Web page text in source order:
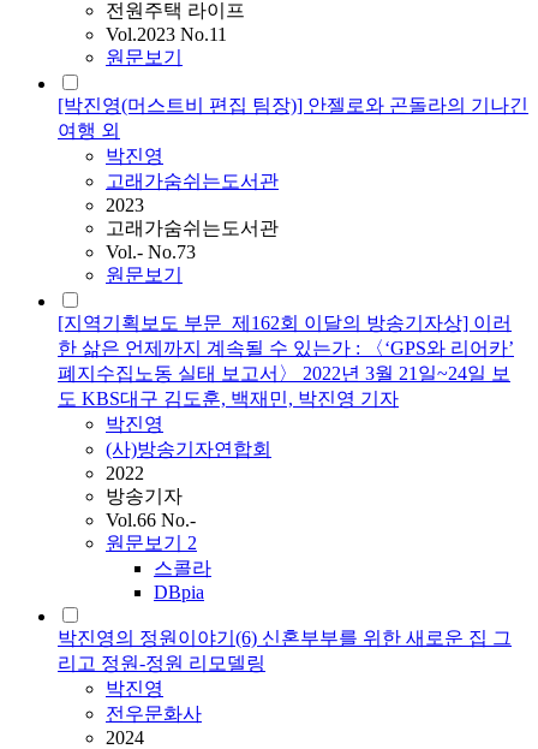
전원주택 라이프
Vol.2023 No.11
원문보기
[박진영(머스트비 편집 팀장)] 안젤로와 곤돌라의 기나긴
여행 외
박진영
고래가숨쉬는도서관
2023
고래가숨쉬는도서관
Vol.- No.73
원문보기
[지역기획보도 부문_제162회 이달의 방송기자상] 이러
한 삶은 언제까지 계속될 수 있는가 : 〈‘GPS와 리어카’
폐지수집노동 실태 보고서〉 2022년 3월 21일~24일 보
도 KBS대구 김도훈, 백재민, 박진영 기자
박진영
(사)방송기자연합회
2022
방송기자
Vol.66 No.-
원문보기 2
스콜라
DBpia
박진영의 정원이야기(6) 신혼부부를 위한 새로운 집 그
리고 정원-정원 리모델링
박진영
전우문화사
2024